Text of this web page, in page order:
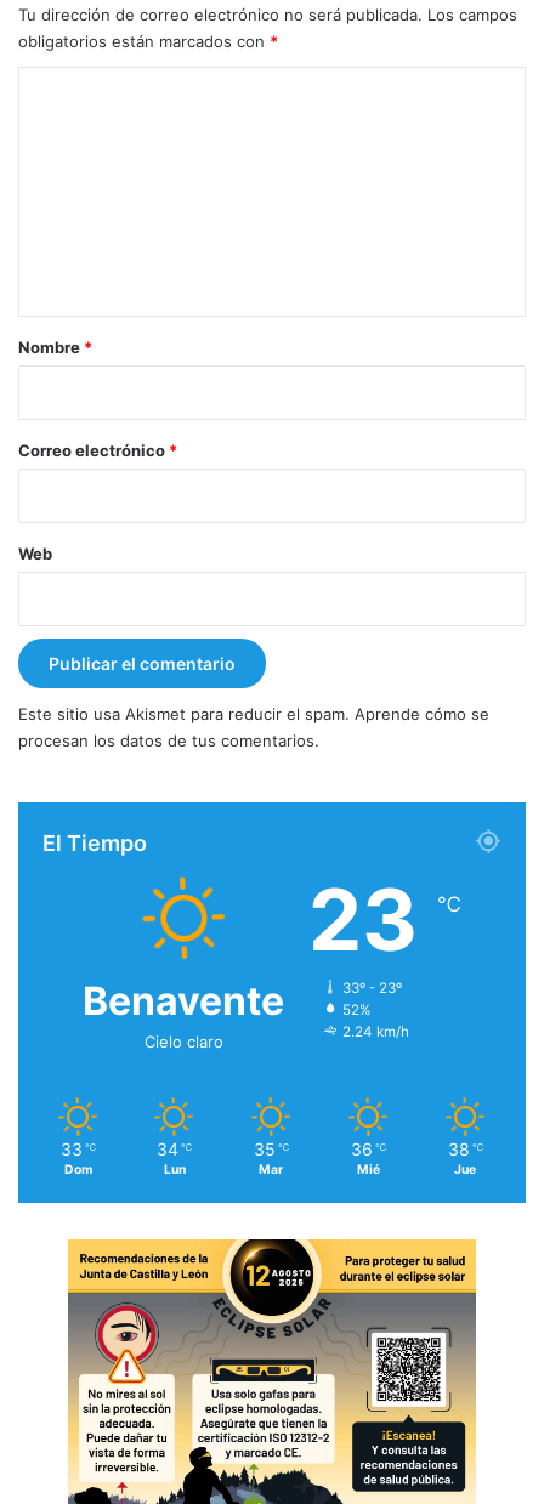
Tu dirección de correo electrónico no será publicada. Los campos
obligatorios están marcados con *
r
*
Nombre *
Correo electrónico *
Web
Este sitio usa Akismet para reducir el spam. Aprende cómo se
procesan los datos de tus comentarios.
El Tiempo
Benavente
Cielo claro
23 ℃
33º - 23º
52%
2.24 km/h
33 ℃
Dom
34 ℃
Lun
35 ℃
Mar
36 ℃
Mié
38 ℃
Jue